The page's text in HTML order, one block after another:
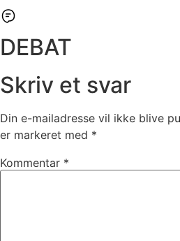
DEBAT
Skriv et svar
Din e-mailadresse vil ikke blive
er markeret med *
Kommentar *